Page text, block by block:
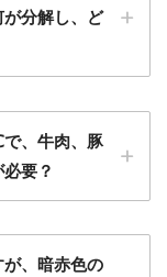
分解し、ど
、牛肉、豚
要？
、暗赤色の